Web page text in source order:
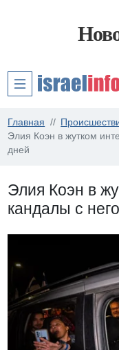
Главная
Элия Коэн в жутком
дней
Элия Коэн в
кандалы с